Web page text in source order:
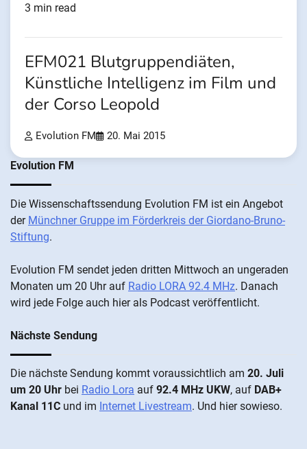
3 min read
EFM021 Blutgruppendiäten,
Künstliche Intelligenz im Film und
der Corso Leopold
Evolution FM 20. Mai 2015
Evolution FM
Die Wis­sen­schafts­send­ung Evolution FM ist ein An­ge­bot
der Münch­ner Grup­pe im För­der­kreis der Gi­ordano-Bruno-
Stiftung.
Evolution FM sen­det je­den drit­ten Mitt­woch an un­ge­ra­den
Mo­nat­en um 20 Uhr auf Radio LORA 92.4 MHz. Da­nach
wird je­de Fol­ge auch hier als Pod­cast ver­öffentlicht.
Nächste Sendung
Die näch­ste Sen­dung kommt vor­aus­sicht­lich am 20. Juli
um 20 Uhr bei Radio Lora auf 92.4 MHz UKW, auf DAB+
Kanal 11C und im Internet Livestream. Und hier sowieso.